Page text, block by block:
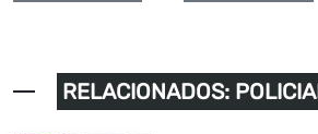
RELACIONADOS: